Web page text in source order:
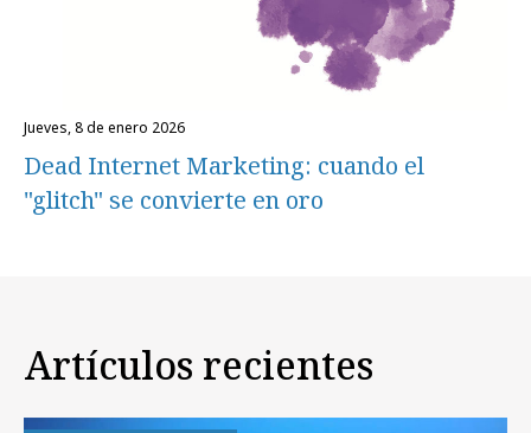
jueves, 8 de enero 2026
Dead Internet Marketing: cuando el
"glitch" se convierte en oro
Artículos recientes